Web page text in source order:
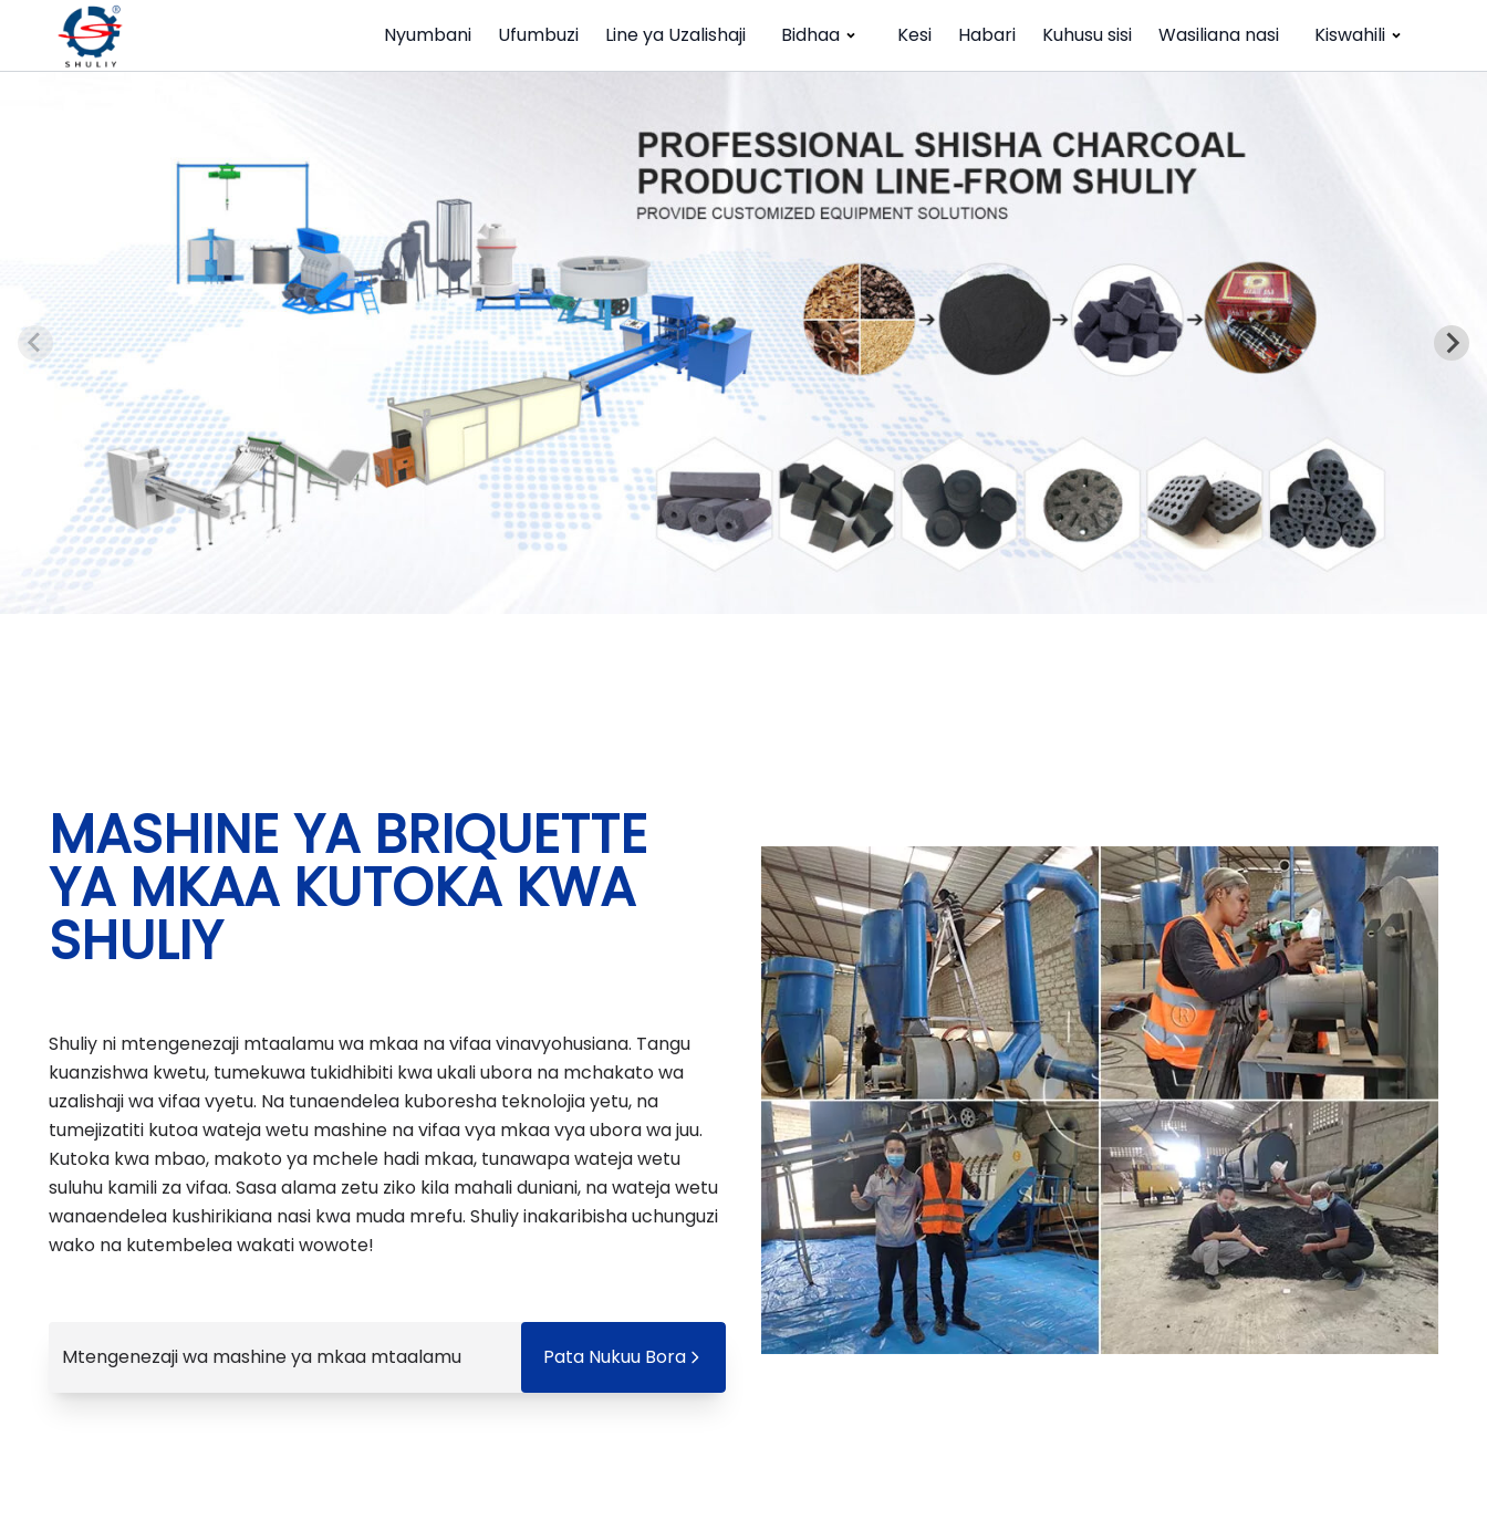
Nyumbani Ufumbuzi Line ya Uzalishaji Bidhaa Kesi Habari Kuhusu sisi Wasiliana nasi Kiswahili
MASHINE YA BRIQUETTE
YA MKAA KUTOKA KWA
SHULIY
Shuliy ni mtengenezaji mtaalamu wa mkaa na vifaa vinavyohusiana. Tangu
kuanzishwa kwetu, tumekuwa tukidhibiti kwa ukali ubora na mchakato wa
uzalishaji wa vifaa vyetu. Na tunaendelea kuboresha teknolojia yetu, na
tumejizatiti kutoa wateja wetu mashine na vifaa vya mkaa vya ubora wa juu.
Kutoka kwa mbao, makoto ya mchele hadi mkaa, tunawapa wateja wetu
suluhu kamili za vifaa. Sasa alama zetu ziko kila mahali duniani, na wateja wetu
wanaendelea kushirikiana nasi kwa muda mrefu. Shuliy inakaribisha uchunguzi
wako na kutembelea wakati wowote!
Mtengenezaji wa mashine ya mkaa mtaalamu Pata Nukuu Bora